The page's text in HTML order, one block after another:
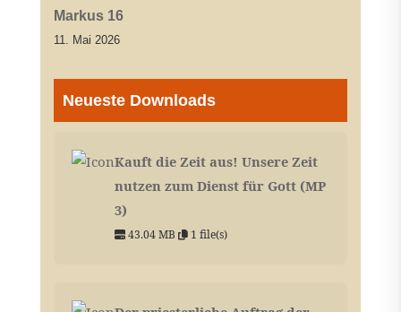
Markus 16
11. Mai 2026
Neueste Downloads
Kauft die Zeit aus! Unsere Zeit
nutzen zum Dienst für Gott (MP
3)
43.04 MB 1 file(s)